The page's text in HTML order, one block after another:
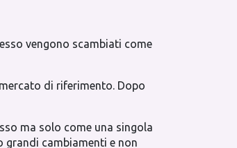
vengono scambiati come
di riferimento. Dopo
ma solo come una singola
grandi cambiamenti e non